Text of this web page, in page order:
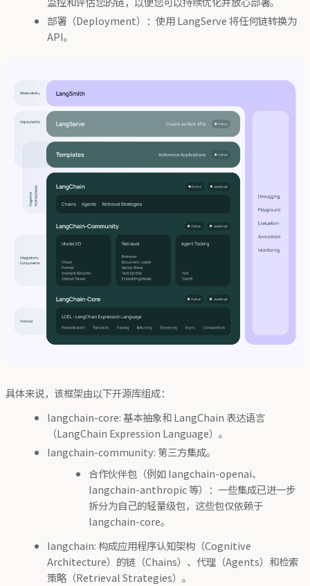
部署（Deployment）：使用 LangServe 将任何链转换为
API。
具体来说，该框架由以下开源库组成：
langchain-core: 基本抽象和 LangChain 表达语言
（LangChain Expression Language）。
langchain-community: 第三方集成。
合作伙伴包（例如 langchain-openai、
langchain-anthropic 等）：一些集成已进一步
拆分为自己的轻量级包，这些包仅依赖于
langchain-core。
langchain: 构成应用程序认知架构（Cognitive
Architecture）的链（Chains）、代理（Agents）和检索
策略（Retrieval Strategies）。